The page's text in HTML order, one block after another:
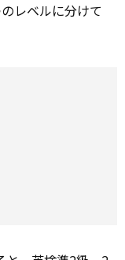
レベルに分けて